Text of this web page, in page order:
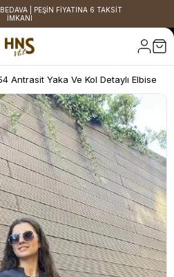
| PEŞİN FİYATINA 6 TAKSİT
İMKANI
Antrasit Yaka Ve Kol Detaylı Elbise